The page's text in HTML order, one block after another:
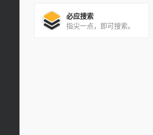
必应搜索
指尖一点，即可搜索。